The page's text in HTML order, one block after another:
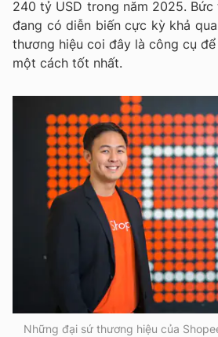
240 tỷ USD trong năm 2025. Bức
đang có diễn biến cực kỳ khả
thương hiệu coi đây là công cụ
một cách tốt nhất.
Những đại sứ thương hiệu của